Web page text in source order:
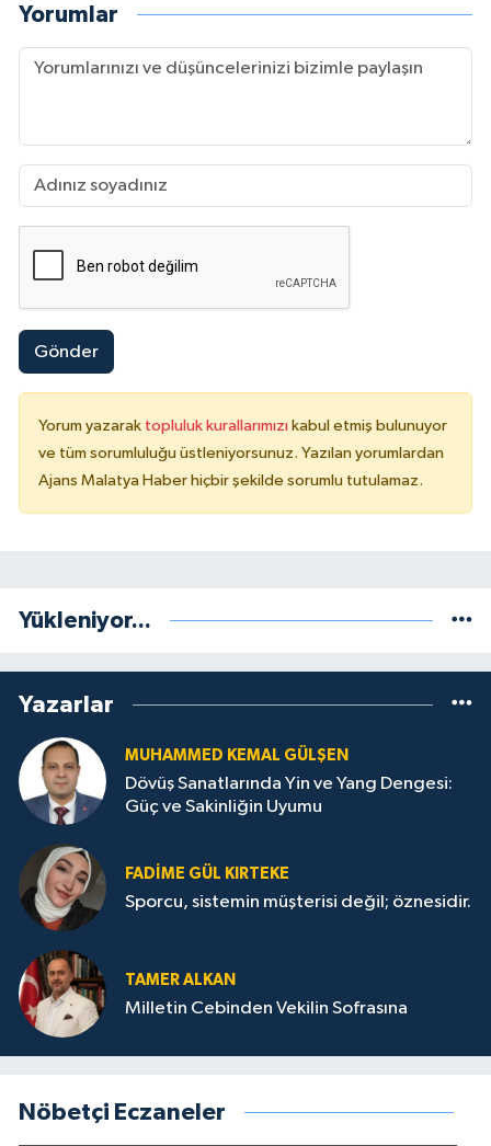
Yorumlar
Gönder
Yorum yazarak topluluk kurallarımızı kabul etmiş bulunuyor
ve tüm sorumluluğu üstleniyorsunuz. Yazılan yorumlardan
Ajans Malatya Haber hiçbir şekilde sorumlu tutulamaz.
Yükleniyor...
Yazarlar
MUHAMMED KEMAL GÜLŞEN
Dövüş Sanatlarında Yin ve Yang Dengesi:
Güç ve Sakinliğin Uyumu
FADIME GÜL KIRTEKE
Sporcu, sistemin müşterisi değil; öznesidir.
TAMER ALKAN
Milletin Cebinden Vekilin Sofrasına
Nöbetçi Eczaneler